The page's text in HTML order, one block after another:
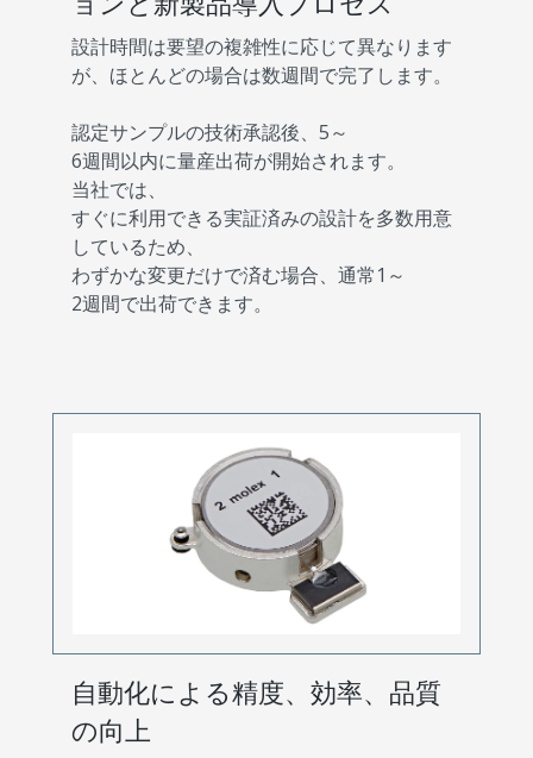
設計時間は要望の複雑性に応じて異なります
が、ほとんどの場合は数週間で完了します。
認定サンプルの技術承認後、5～
6週間以内に量産出荷が開始されます。
当社では、
すぐに利用できる実証済みの設計を多数用意
しているため、
わずかな変更だけで済む場合、通常1～
2週間で出荷できます。
自動化による精度、効率、品質
の向上